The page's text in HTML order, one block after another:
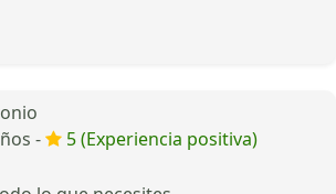
-
5 (Experiencia positiva)